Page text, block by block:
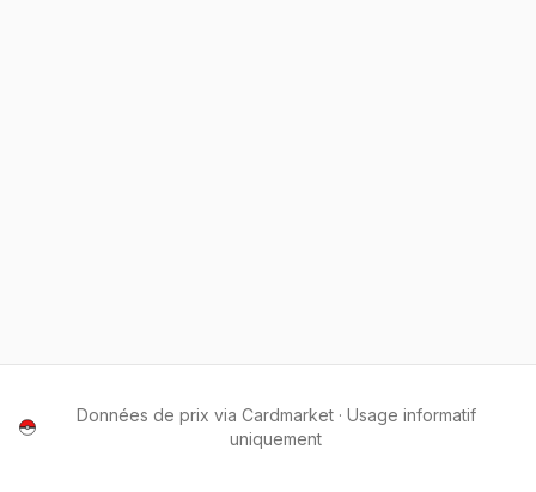
Données de prix via Cardmarket · Usage informatif
uniquement